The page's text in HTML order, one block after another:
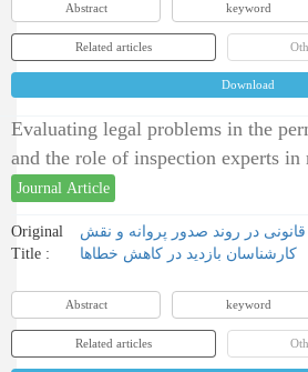
Abstract keyword
Related articles
Download
Evaluating legal problems in the
and the role of inspection experts in
Journal Article
Original
Title :
قانونی در روند صدور پروانه و نقش
کارشناسان بازدید در کاهش خطاها
Abstract keyword
Related articles